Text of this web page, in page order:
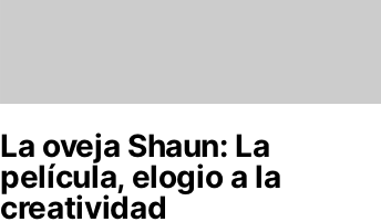
La oveja Shaun: La
película, elogio a la
creatividad